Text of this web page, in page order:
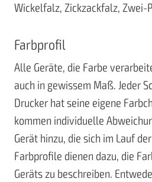
Wickelfalz, Zickzackfalz, Zwei-
Farbprofil
Alle Geräte, die Farbe
auch in gewissem Maß. Jeder
Drucker hat seine eigene
kommen individuelle
Gerät hinzu, die sich im Lauf
Farbprofile dienen dazu, die
Geräts zu beschreiben.